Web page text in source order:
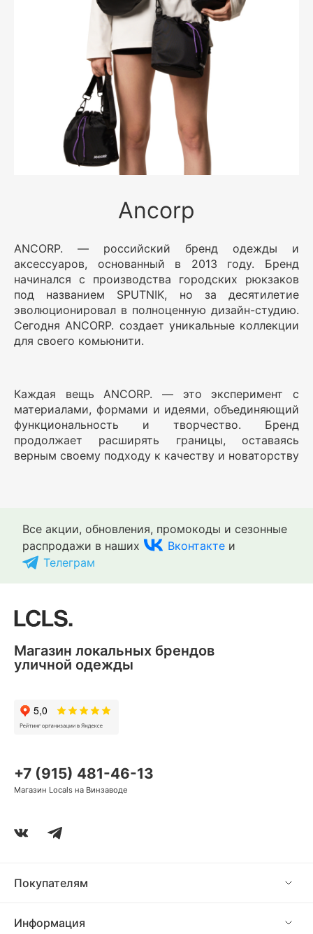
Ancorp
ANCORP. — российский бренд одежды и
аксессуаров, основанный в 2013 году. Бренд
начинался с производства городских рюкзаков
под названием SPUTNIK, но за десятилетие
эволюционировал в полноценную дизайн-студию.
Сегодня ANCORP. создает уникальные коллекции
для своего комьюнити.
Каждая вещь ANCORP. — это эксперимент с
материалами, формами и идеями, объединяющий
функциональность и творчество. Бренд
продолжает расширять границы, оставаясь
верным своему подходу к качеству и новаторству
Все акции, обновления, промокоды и сезонные
распродажи в наших
Вконтакте и
Телеграм
Покупателям
Информация
+7 (915) 481-46-13
Магазин Locals на Винзаводе
Магазин локальных брендов
уличной одежды